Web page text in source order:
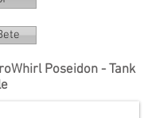
Poseidon - Tank